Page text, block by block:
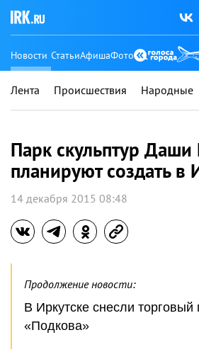
Новости СтатьиАфишаФото
Лента Происшествия Народные
Парк скульптур
планируют создать в
14 декабря 2015 08:48
Продолжение новости:
В Иркутске снесли торговый
«Подкова»